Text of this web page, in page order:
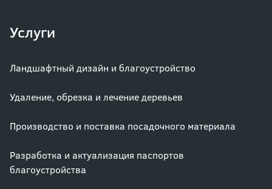
Услуги
Ландшафтный дизайн и благоустройство
Удаление, обрезка и лечение деревьев
Производство и поставка посадочного материала
Разработка и актуализация паспортов
благоустройства